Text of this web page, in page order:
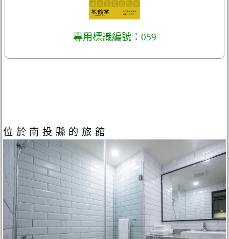
專用標識編號：059
位於南投縣的旅館